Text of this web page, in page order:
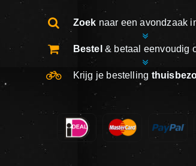
Zoek naar een avondzaak
Bestel & betaal eenvoudig
Krijg je bestelling